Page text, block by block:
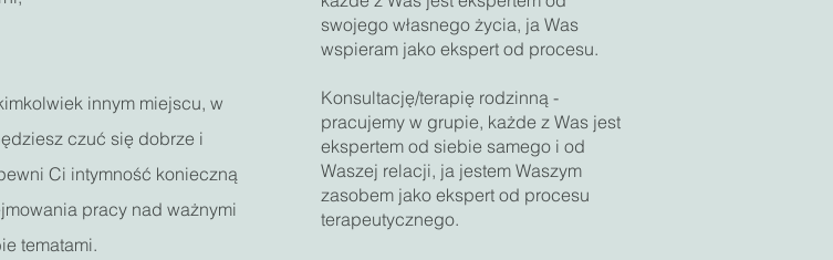
innym miejscu, w
czuć się dobrze i
Ci intymność konieczną
pracy nad ważnymi
tematami.
swojego własnego życia, ja Was
wspieram jako ekspert od procesu.
Konsultację/terapię rodzinną -
pracujemy w grupie, każde z Was jest
ekspertem od siebie samego i od
Waszej relacji, ja jestem Waszym
zasobem jako ekspert od procesu
terapeutycznego.